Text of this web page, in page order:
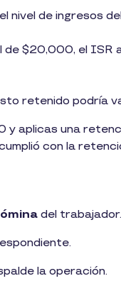
nivel de ingresos
de $20,000, el ISR
retenido podría
y aplicas una
con la
del trabajador.
la operación.